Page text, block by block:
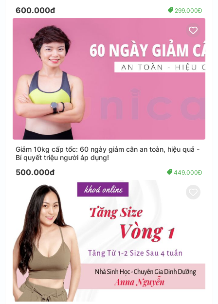
600.000đ 299.000Đ
Giảm 10kg cấp tốc: 60 ngày giảm cân an toàn, hiệu quả -
Bí quyết triệu người áp dụng!
500.000đ 449.000Đ